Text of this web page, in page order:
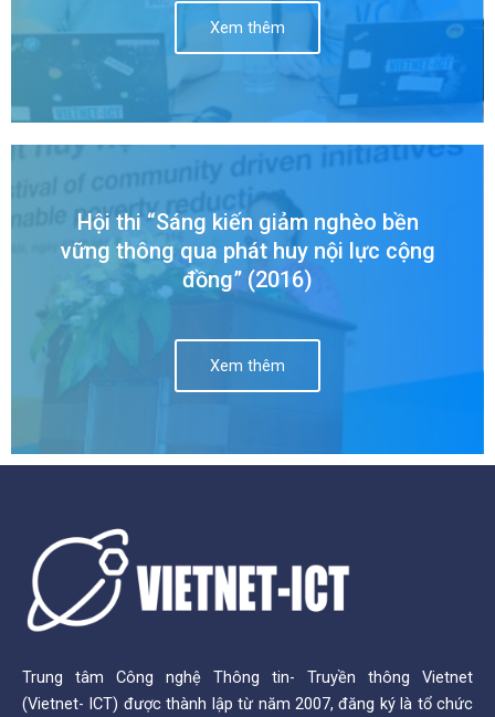
Xem thêm
Hội thi “Sáng kiến giảm nghèo bền
vững thông qua phát huy nội lực cộng
đồng” (2016)
Xem thêm
Trung tâm Công nghệ Thông tin- Truyền thông Vietnet
(Vietnet- ICT) được thành lập từ năm 2007, đăng ký là tổ chức